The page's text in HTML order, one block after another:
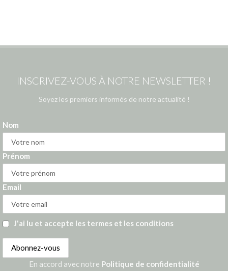
INSCRIVEZ-VOUS À NOTRE NEWSLETTER !
Soyez les premiers informés de notre actualité !
Nom
Prénom
Email
J'ai lu et accepte les termes et les conditions
En accord avec notre Politique de confidentialité